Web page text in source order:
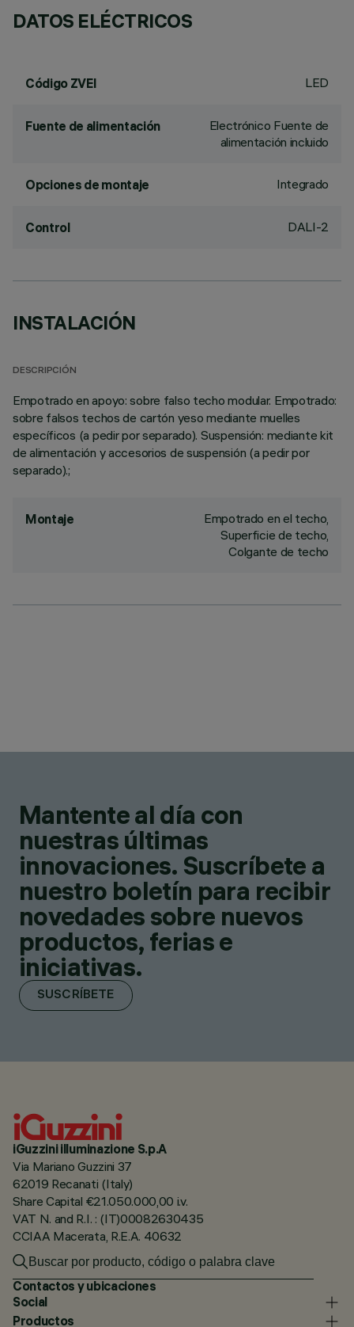
DATOS ELÉCTRICOS
Código ZVEI LED
Fuente de alimentación
Electrónico Fuente de
alimentación incluido
Opciones de montaje Integrado
Control DALI-2
INSTALACIÓN
DESCRIPCIÓN
Empotrado en apoyo: sobre falso techo modular. Empotrado:
sobre falsos techos de cartón yeso mediante muelles
específicos (a pedir por separado). Suspensión: mediante kit
de alimentación y accesorios de suspensión (a pedir por
separado).;
Montaje
Empotrado en el techo,
Superficie de techo,
Colgante de techo
Mantente al día con
nuestras últimas
innovaciones. Suscríbete a
nuestro boletín para recibir
novedades sobre nuevos
productos, ferias e
iniciativas.
SUSCRÍBETE
iGuzzini illuminazione S.p.A
Via Mariano Guzzini 37
62019 Recanati (Italy)
Share Capital €21.050.000,00 i.v.
VAT N. and R.I. : (IT)00082630435
CCIAA Macerata, R.E.A. 40632
Contactos y ubicaciones
Social
Productos